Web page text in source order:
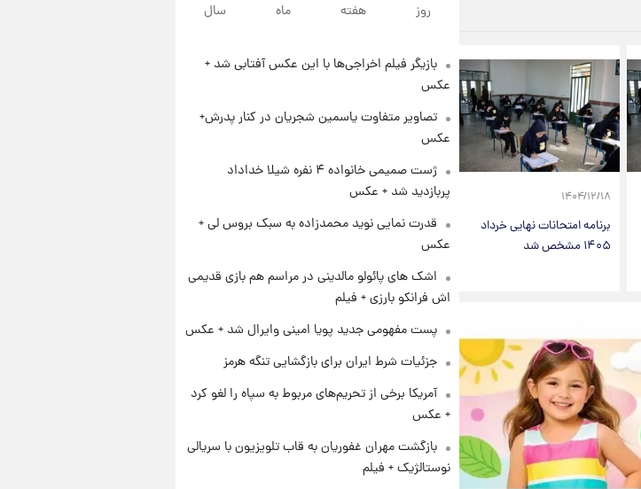
۱۴۰۴/۱۲/۱۸
برنامه امتحانات نهایی خرداد
۱۴۰۵ مشخص شد
۱ روز پیش
پرداخت و زمان تحویل | سود
مشخص شد
تمام شد + عکس / خداحافظی
صمیمانه آبی ها با رامین!
روز هفته ماه سال
بازیگر فیلم اخراجی‌ها با این عکس آفتابی شد +
عکس
تصاویر متفاوت یاسمین شجریان در کنار پدرش+
عکس
ژست صمیمی خانواده ۴ نفره شیلا خداداد
پربازدید شد + عکس
قدرت نمایی نوید محمدزاده به سبک بروس لی +
عکس
اشک های پائولو مالدینی در مراسم هم بازی قدیمی
اش فرانکو بارزی + فیلم
پست مفهومی جدید پویا امینی وایرال شد + عکس
جزئیات شرط ایران برای بازگشایی تنگه هرمز
آمریکا برخی از تحریم‌های مربوط به سپاه را لغو کرد
+ عکس
بازگشت مهران غفوریان به قاب تلویزیون با سریالی
نوستالژیک + فیلم